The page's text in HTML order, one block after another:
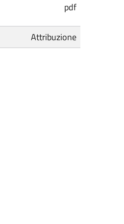
pdf
Attribuzione